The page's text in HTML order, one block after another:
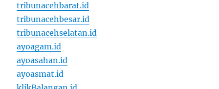
tribunacehbarat.id
tribunacehbesar.id
tribunacehselatan.id
ayoagam.id
ayoasahan.id
ayoasmat.id